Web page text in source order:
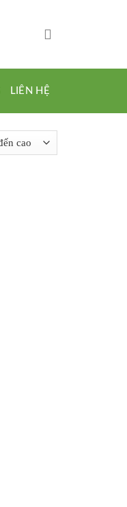
LIÊN HỆ